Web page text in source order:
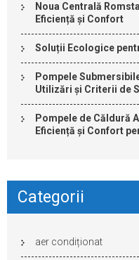
Noua Centrală
Eficiență și Confort
Soluții Ecologice
Pompele
Utilizări și Criterii de
Pompele de Căldură
Eficiență și Confort
Categorii
aer condiționat